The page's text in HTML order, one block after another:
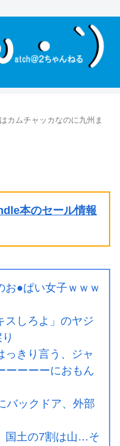
カムチャッカなのに九州ま
本のセール情報
お●ぱい女子ｗｗｗ
スしろよ」のヤジ
っきり言う、ジャ
ーーーーにおもん
バックドア、外部
国土の7割は山…そ